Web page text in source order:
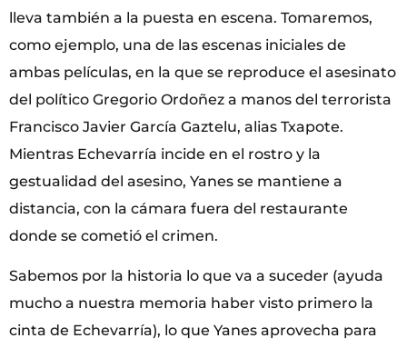
lleva también a la puesta en escena. Tomaremos,
como ejemplo, una de las escenas iniciales de
ambas películas, en la que se reproduce el asesinato
del político Gregorio Ordoñez a manos del terrorista
Francisco Javier García Gaztelu, alias Txapote.
Mientras Echevarría incide en el rostro y la
gestualidad del asesino, Yanes se mantiene a
distancia, con la cámara fuera del restaurante
donde se cometió el crimen.
Sabemos por la historia lo que va a suceder (ayuda
mucho a nuestra memoria haber visto primero la
cinta de Echevarría), lo que Yanes aprovecha para